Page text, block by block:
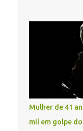
A cidade
especializadas
complexidade
apenas do
diversas
gestão sobre o
(SUS). Nos
tem ampliado
Mulher de 41
mil em golpe